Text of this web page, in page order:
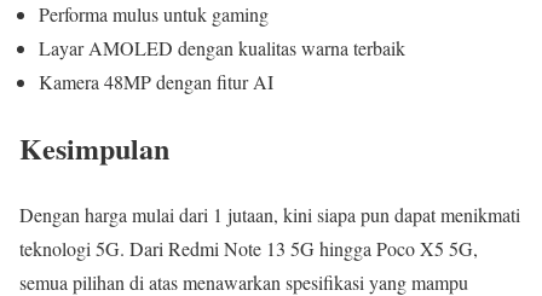
Performa mulus untuk gaming
Layar AMOLED dengan kualitas warna terbaik
Kamera 48MP dengan fitur AI
Kesimpulan
Dengan harga mulai dari 1 jutaan, kini siapa pun dapat menikmati
teknologi 5G. Dari Redmi Note 13 5G hingga Poco X5 5G,
semua pilihan di atas menawarkan spesifikasi yang mampu